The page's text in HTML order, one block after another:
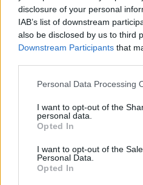
disclosure of your personal
IAB’s list of downstream
also be disclosed by us to third
Downstream Participants that
Personal Data Processing
I want to opt-out of the
personal data.
Opted In
I want to opt-out of the
Personal Data.
Opted In